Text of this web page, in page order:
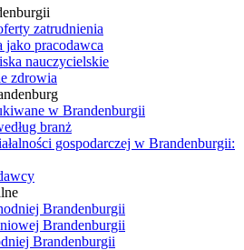
zatrudnienia
jako pracodawca
nauczycielskie
zdrowia
w Brandenburgii
branż
gospodarczej w Brandenburgii:
Brandenburgii
Brandenburgii
Brandenburgii